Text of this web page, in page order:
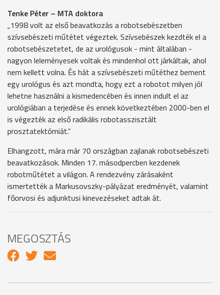
Tenke Péter – MTA doktora
„1998 volt az első beavatkozás a robotsebészetben
szívsebészeti műtétet végeztek. Szívsebészek kezdték el a
robotsebészetetet, de az urológusok - mint általában -
nagyon leleményesek voltak és mindenhol ott járkáltak, ahol
nem kellett volna. És hát a szívsebészeti műtéthez bement
egy urológus és azt mondta, hogy ezt a robotot milyen jól
lehetne használni a kismedencében és innen indult el az
urológiában a terjedése és ennek következtében 2000-ben el
is végezték az első radikális robotasszisztált
prosztatektómiát.”
Elhangzott, mára már 70 országban zajlanak robotsebészeti
beavatkozások. Minden 17. másodpercben kezdenek
robotműtétet a világon. A rendezvény zárásaként
ismertették a Markusovszky-pályázat eredményét, valamint
főorvosi és adjunktusi kinevezéseket adtak át.
MEGOSZTÁS